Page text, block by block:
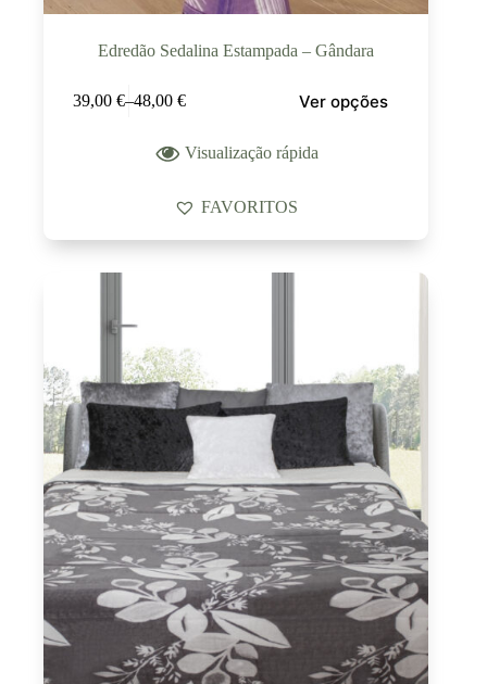
Edredão Sedalina Estampada – Gândara
39,00 €–48,00 € Ver opções
Visualização rápida
FAVORITOS